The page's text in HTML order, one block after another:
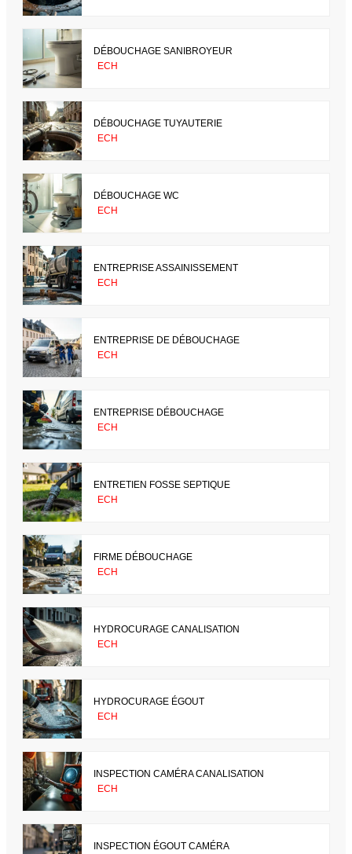
DÉBOUCHAGE SANIBROYEUR
ECH
DÉBOUCHAGE TUYAUTERIE
ECH
DÉBOUCHAGE WC
ECH
ENTREPRISE ASSAINISSEMENT
ECH
ENTREPRISE DE DÉBOUCHAGE
ECH
ENTREPRISE DÉBOUCHAGE
ECH
ENTRETIEN FOSSE SEPTIQUE
ECH
FIRME DÉBOUCHAGE
ECH
HYDROCURAGE CANALISATION
ECH
HYDROCURAGE ÉGOUT
ECH
INSPECTION CAMÉRA CANALISATION
ECH
INSPECTION ÉGOUT CAMÉRA